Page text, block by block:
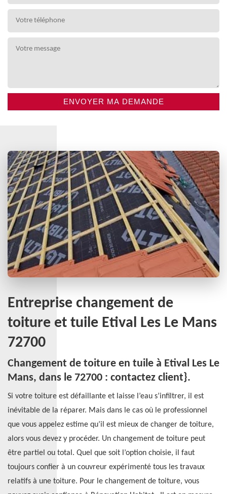
Entreprise changement de
toiture et tuile Etival Les Le Mans
72700
Changement de toiture en tuile à Etival Les Le
Mans, dans le 72700 : contactez client}.
Si votre toiture est défaillante et laisse l’eau s’infiltrer, il est
inévitable de la réparer. Mais dans le cas où le professionnel
que vous appelez estime qu’il est mieux de changer de toiture,
alors vous devez y procéder. Un changement de toiture peut
être partiel ou total. Quel que soit l’option choisie, il faut
toujours confier à un couvreur expérimenté tous les travaux
relatifs à une toiture. Pour le changement de toiture, vous